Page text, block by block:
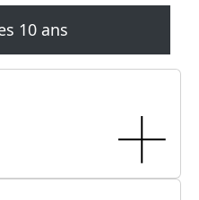
14 avril 2024